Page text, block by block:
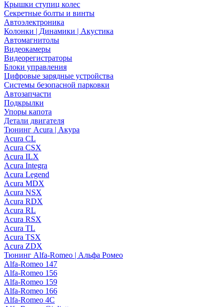
Крышки ступиц колес
Секретные болты и винты
Автоэлектроника
Колонки | Динамики | Акустика
Автомагнитолы
Видеокамеры
Видеорегистраторы
Блоки управления
Цифровые зарядные устройства
Системы безопасной парковки
Автозапчасти
Подкрылки
Упоры капота
Детали двигателя
Тюнинг Acura | Акура
Acura CL
Acura CSX
Acura ILX
Acura Integra
Acura Legend
Acura MDX
Acura NSX
Acura RDX
Acura RL
Acura RSX
Acura TL
Acura TSX
Acura ZDX
Тюнинг Alfa-Romeo | Альфа Ромео
Alfa-Romeo 147
Alfa-Romeo 156
Alfa-Romeo 159
Alfa-Romeo 166
Alfa-Romeo 4C